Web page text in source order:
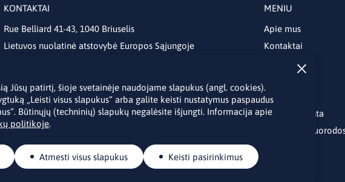
KONTAKTAI
Rue Belliard 41-43, 1040 Briuselis
Lietuvos nuolatinė atstovybė Europos Sąjungoje
MENIU
Apie mus
Kontaktai
Naujienos
Biblioteka
Skelbimų lenta
Naudingos
Jūsų patirtį, šioje svetainėje naudojame slapukus (angl. cookies).
„Leisti visus slapukus“ arba galite keisti nustatymus paspaudus
Būtinųjų (techninių) slapukų negalėsite išjungti. Informacija apie
politikoje.
Atmesti visus slapukus Keisti pasirinkimus